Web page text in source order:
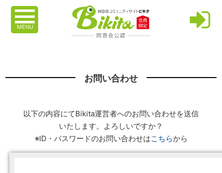
MENU
お問い合わせ
以下の内容にてBikita運営者へのお問い合わせを送信
いたします。よろしいですか？
※ID・パスワードのお問い合わせはこちらから